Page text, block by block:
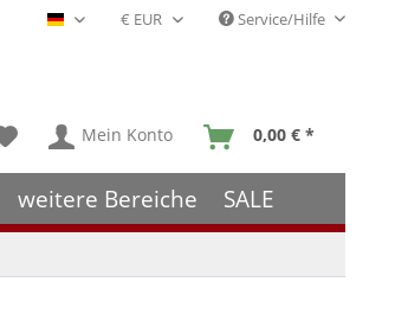
Deutsch - DE Service/Hilfe
Mein Konto 0,00 € *
weitere Bereiche SALE